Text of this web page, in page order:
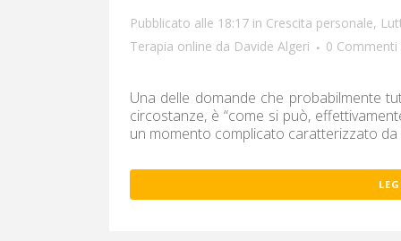
Pubblicato alle 18:17 in Crescita personale,
Terapia online da Davide Algeri 0 Commenti
Una delle domande che probabilmente
circostanze, è “come si può,
un momento complicato caratterizzato da